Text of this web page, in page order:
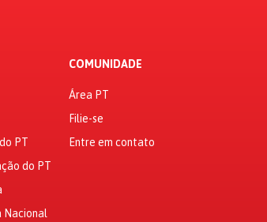
PT
do PT
Nacional
COMUNIDADE
Área PT
Filie-se
Entre em contato